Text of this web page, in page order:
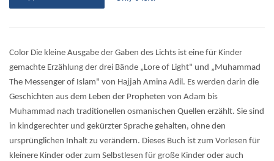
Color Die kleine Ausgabe der Gaben des Lichts ist eine für Kinder
gemachte Erzählung der drei Bände „Lore of Light" und „Muhammad
The Messenger of Islam" von Hajjah Amina Adil. Es werden darin die
Geschichten aus dem Leben der Propheten von Adam bis
Muhammad nach traditionellen osmanischen Quellen erzählt. Sie sind
in kindgerechter und gekürzter Sprache gehalten, ohne den
ursprünglichen Inhalt zu verändern. Dieses Buch ist zum Vorlesen für
kleinere Kinder oder zum Selbstlesen für große Kinder oder auch